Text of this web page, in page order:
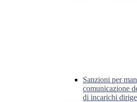
Sanzioni per
comunicazione
di incarichi